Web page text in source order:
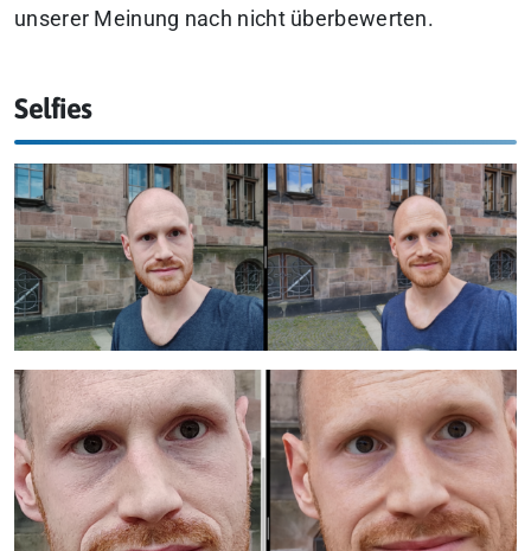
unserer Meinung nach nicht überbewerten.
Selfies